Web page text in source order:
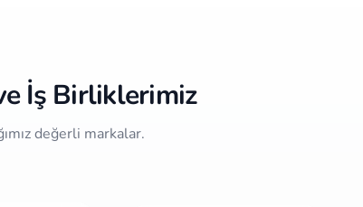
İş Birliklerimiz
değerli markalar.